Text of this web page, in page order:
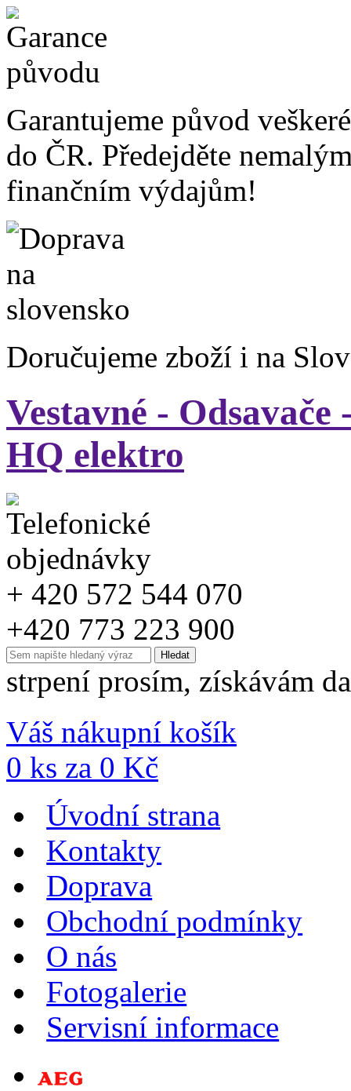
Garantujeme původ
do ČR. Předejděte
finančním výdajům!
Doručujeme zboží i na
Vestavné - Odsavače
HQ elektro
+ 420 572 544 070
+420 773 223 900
strpení prosím, získávám
Váš nákupní košík
0 ks za 0 Kč
Úvodní strana
Kontakty
Doprava
Obchodní podmínky
O nás
Fotogalerie
Servisní informace